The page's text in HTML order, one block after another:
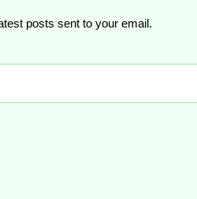
posts sent to your email.